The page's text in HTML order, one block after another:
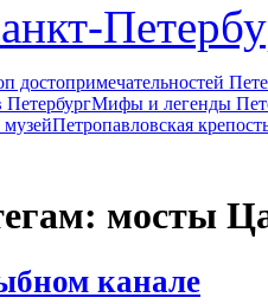
достопримечательностей
ПетербургМифы и легенды
Петропавловская
мосты
канале